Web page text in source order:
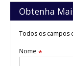
Obtenha
Todos os campos
Nome *